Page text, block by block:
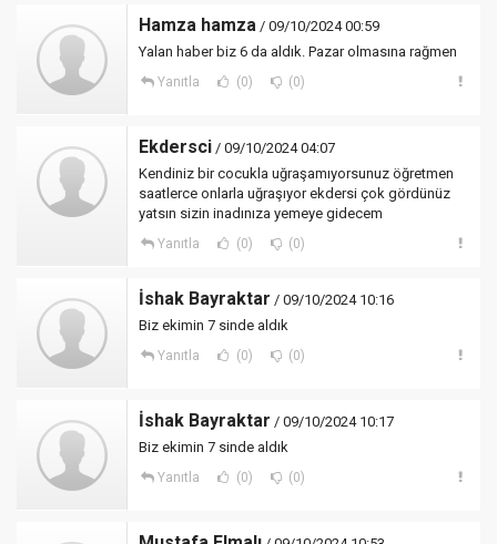
Hamza hamza / 09/10/2024 00:59
Yalan haber biz 6 da aldık. Pazar olmasına rağmen
Yanıtla (0) (0)
Ekdersci / 09/10/2024 04:07
Kendiniz bir cocukla uğraşamıyorsunuz öğretmen
saatlerce onlarla uğraşıyor ekdersi çok gördünüz
yatsın sizin inadınıza yemeye gidecem
Yanıtla (0) (0)
İshak Bayraktar / 09/10/2024 10:16
Biz ekimin 7 sinde aldık
Yanıtla (0) (0)
İshak Bayraktar / 09/10/2024 10:17
Biz ekimin 7 sinde aldık
Yanıtla (0) (0)